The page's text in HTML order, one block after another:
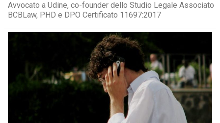
Avvocato a Udine, co-founder dello Studio Legale Associato
BCBLaw, PHD e DPO Certificato 11697:2017